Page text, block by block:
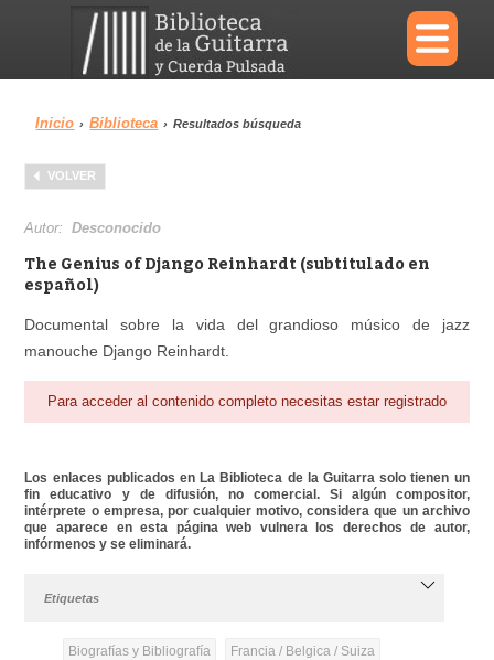
×
Menu
Biblioteca
Inicio › Biblioteca › Resultados búsqueda
VOLVER
Autor:Desconocido
The Genius of Django Reinhardt (subtitulado en
español)
Documental sobre la vida del grandioso músico de jazz
manouche Django Reinhardt.
Para acceder al contenido completo necesitas estar registrado
Los enlaces publicados en La Biblioteca de la Guitarra solo tienen un
fin educativo y de difusión, no comercial. Si algún compositor,
intérprete o empresa, por cualquier motivo, considera que un archivo
que aparece en esta página web vulnera los derechos de autor,
infórmenos y se eliminará.
Etiquetas
Biografías y Bibliografía Francia / Belgica / Suiza